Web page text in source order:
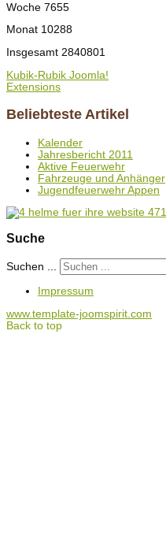
Woche 7655
Monat 10288
Insgesamt 2840801
Kubik-Rubik Joomla!
Extensions
Beliebteste Artikel
Kalender
Jahresbericht 2011
Aktive Feuerwehr
Fahrzeuge und Anhänger
Jugendfeuerwehr Appen
Suche
Suchen ...
Impressum
www.template-joomspirit.com
Back to top